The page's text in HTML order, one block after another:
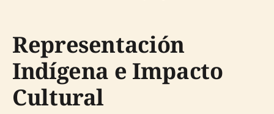
Representación
Indígena e Impacto
Cultural